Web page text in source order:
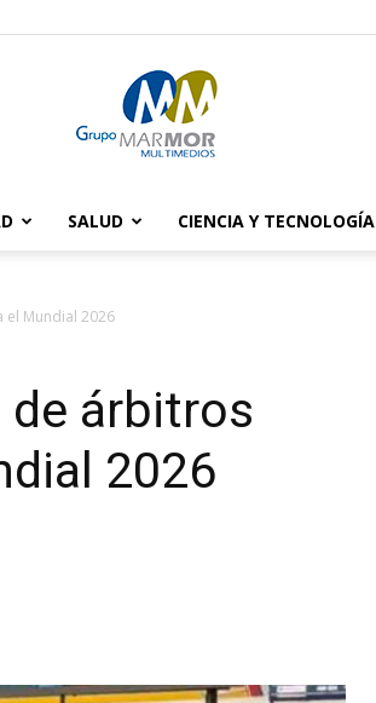
Marmor
SALUD CIENCIA Y TECNOLOGÍA
el Mundial 2026
árbitros
2026